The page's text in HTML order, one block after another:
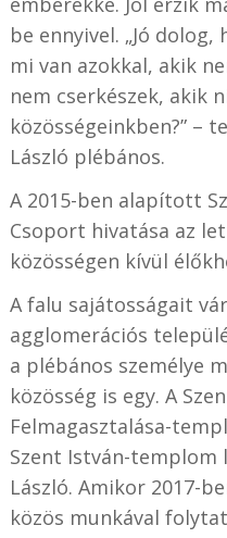
be ennyivel. „Jó
mi van azokkal, akik
nem cserkészek, akik
közösségeinkben?” –
László plébános.
A 2015-ben alapított
Csoport hivatása az
közösségen kívül
A falu sajátosságait
agglomerációs
a plébános személye
közösség is egy. A
Felmagasztalása-
Szent István-templom
László. Amikor 2017-
közös munkával